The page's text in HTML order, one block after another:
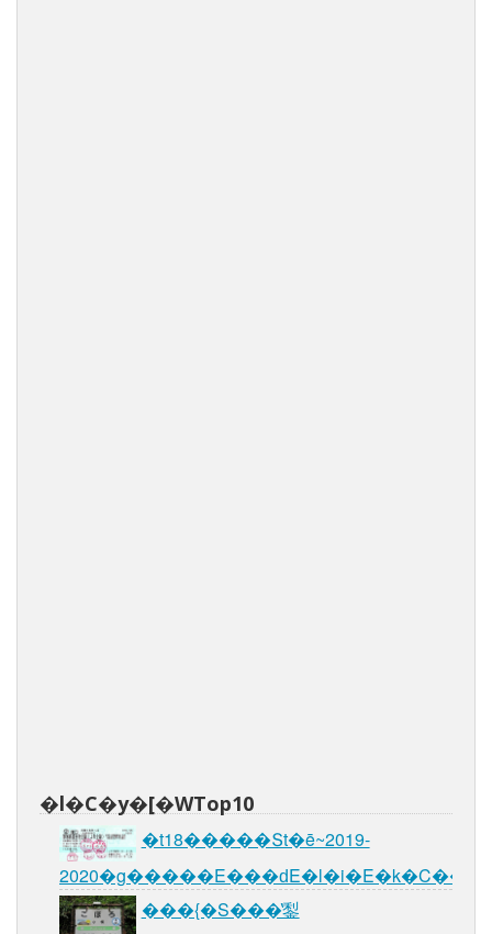
�l�C�y�[�WTop10
�t18�����Տt�ē~2019-
���{�S���̔鋫